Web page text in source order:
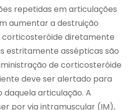
repetidas em articulações
aumentar a destruição
corticosteróide diretamente
estritamente assépticas são
de corticosteróide
deve ser alertado para
daquela articulação. A
por via intramuscular (IM),